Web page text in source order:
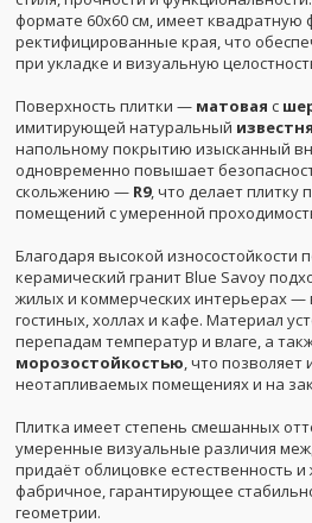
формате 60x60 см, имеет квадратную
ректифицированные края, что
при укладке и визуальную
Поверхность плитки — матовая с
имитирующей натуральный
напольному покрытию изысканный
одновременно повышает
скольжению — R9, что делает плитку
помещений с умеренной
Благодаря высокой износостойкости
керамический гранит Blue Savoy
жилых и коммерческих интерьерах —
гостиных, холлах и кафе. Материал
перепадам температур и влаге, а
морозостойкостью , что позволяет
неотапливаемых помещениях и на
Плитка имеет степень смешанных
умеренные визуальные различия
придаёт облицовке естественность
фабричное, гарантирующее
геометрии.